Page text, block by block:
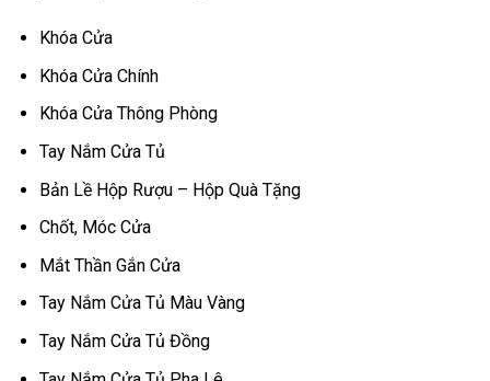
Khóa Cửa
Khóa Cửa Chính
Khóa Cửa Thông Phòng
Tay Nắm Cửa Tủ
Bản Lề Hộp Rượu – Hộp Quà Tặng
Chốt, Móc Cửa
Mắt Thần Gắn Cửa
Tay Nắm Cửa Tủ Màu Vàng
Tay Nắm Cửa Tủ Đồng